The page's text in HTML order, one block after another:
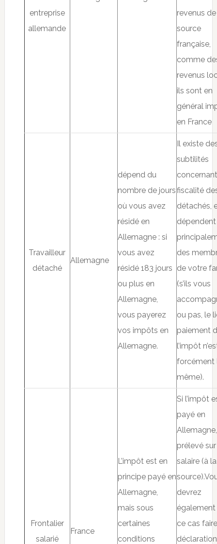
entreprise
allemande
revenus de
source
française,
comme
revenus
ils sont en
général
en France
Travailleur
détaché
Allemagne
dépend du
nombre de jours
où vous avez
résidé en
Allemagne : si
vous avez
résidé 183 jours
ou plus en
Allemagne,
vous payerez
vos impôts en
Allemagne.
Il existe
subtilités
fiscalité
détachés,
dépendent
des
de votre
(s’ils vous
ou pas, le
paiement
l’impôt
forcément
même).
Frontalier
salarié
France
L’impôt est en
principe payé en
Allemagne,
mais sous
certaines
conditions
Si l’impôt
payé en
prélevé
salaire (à la
devrez
également
ce cas
déclaration